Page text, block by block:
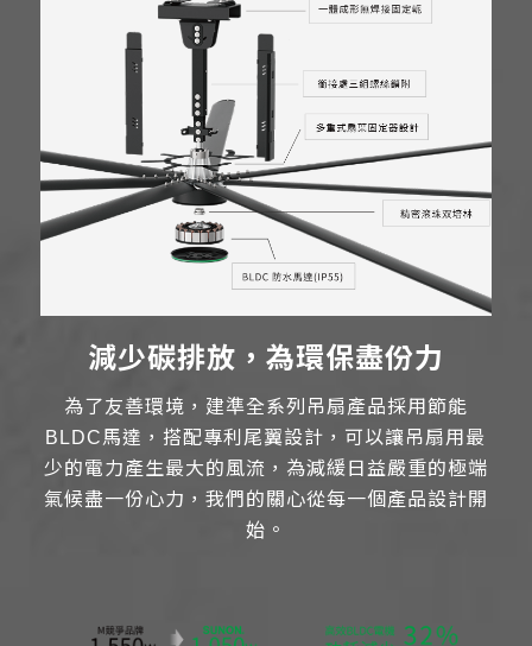
減少碳排放，為環保盡份力
為了友善環境，建準全系列吊扇產品採用節能
BLDC馬達，搭配專利尾翼設計，可以讓吊扇用最
少的電力產生最大的風流，為減緩日益嚴重的極端
氣候盡一份心力，我們的關心從每一個產品設計開
始。